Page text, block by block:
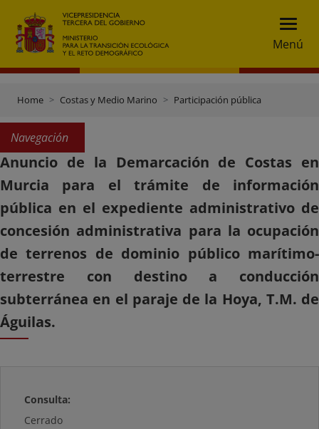
Menú
Home Costas y Medio Marino Participación pública
Navegación
Anuncio de la Demarcación de Costas en
Murcia para el trámite de información
pública en el expediente administrativo de
concesión administrativa para la ocupación
de terrenos de dominio público marítimo-
terrestre con destino a conducción
subterránea en el paraje de la Hoya, T.M. de
Águilas.
Consulta:
Cerrado